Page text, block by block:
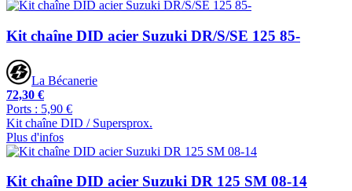
Kit chaîne DID acier Suzuki DR/S/SE 125 85-
La Bécanerie
72,30 €
Ports : 5,90 €
Kit chaîne DID / Supersprox.
Plus d'infos
Kit chaîne DID acier Suzuki DR 125 SM 08-14